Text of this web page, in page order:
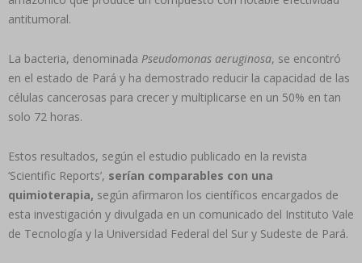
antitumoral.
La bacteria, denominada Pseudomonas aeruginosa, se encontró
en el estado de Pará y ha demostrado reducir la capacidad de las
células cancerosas para crecer y multiplicarse en un 50% en tan
solo 72 horas.
Estos resultados, según el estudio publicado en la revista
‘Scientific Reports’, serían comparables con una
quimioterapia, según afirmaron los científicos encargados de
esta investigación y divulgada en un comunicado del Instituto Vale
de Tecnología y la Universidad Federal del Sur y Sudeste de Pará.